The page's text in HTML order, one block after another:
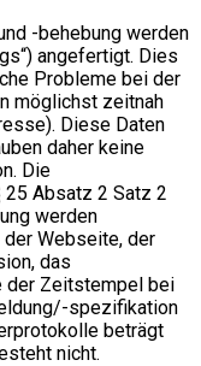
-behebung werden
angefertigt. Dies
Probleme bei der
möglichst zeitnah
Diese Daten
daher keine
Die
Absatz 2 Satz 2
werden
Webseite, der
das
der Zeitstempel bei
spezifikation
beträgt
nicht.